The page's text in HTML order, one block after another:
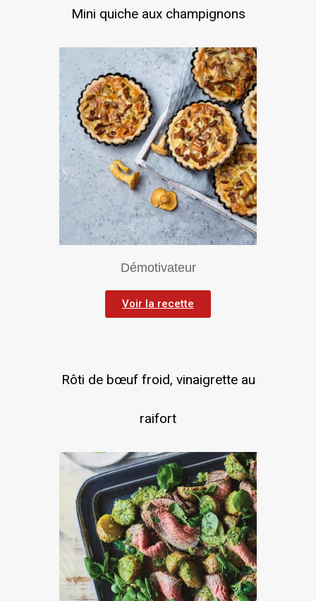
Mini quiche aux champignons
Démotivateur
Voir la recette
Rôti de bœuf froid, vinaigrette au
raifort